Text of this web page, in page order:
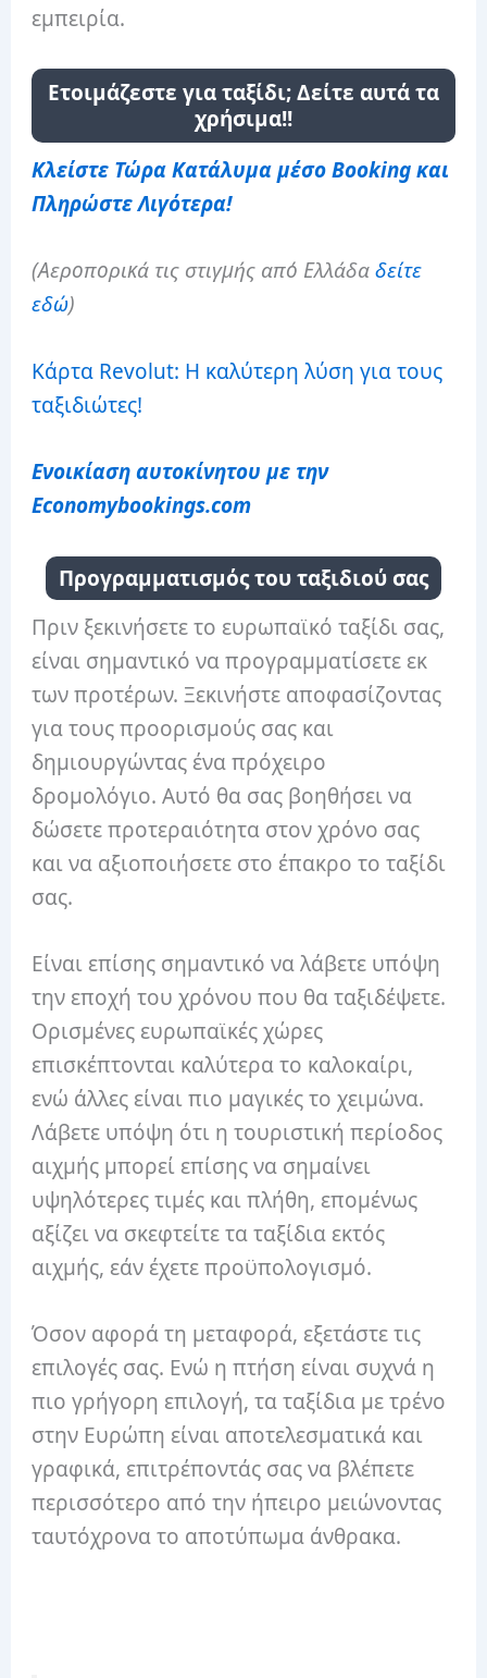
εμπειρία.
Ετοιμάζεστε για ταξίδι; Δείτε αυτά τα
χρήσιμα!!
Κλείστε Τώρα Κατάλυμα μέσο Booking και
Πληρώστε Λιγότερα!
(Αεροπορικά τις στιγμής από Ελλάδαδείτε
εδώ)
Κάρτα Revolut: Η καλύτερη λύση για τους
ταξιδιώτες!
Ενοικίαση αυτοκίνητου με την
Economybookings.com
Προγραμματισμός του ταξιδιού σας
Πριν ξεκινήσετε το ευρωπαϊκό ταξίδι σας,
είναι σημαντικό να προγραμματίσετε εκ
των προτέρων. Ξεκινήστε αποφασίζοντας
για τους προορισμούς σας και
δημιουργώντας ένα πρόχειρο
δρομολόγιο. Αυτό θα σας βοηθήσει να
δώσετε προτεραιότητα στον χρόνο σας
και να αξιοποιήσετε στο έπακρο το ταξίδι
σας.
Είναι επίσης σημαντικό να λάβετε υπόψη
την εποχή του χρόνου που θα ταξιδέψετε.
Ορισμένες ευρωπαϊκές χώρες
επισκέπτονται καλύτερα το καλοκαίρι,
ενώ άλλες είναι πιο μαγικές το χειμώνα.
Λάβετε υπόψη ότι η τουριστική περίοδος
αιχμής μπορεί επίσης να σημαίνει
υψηλότερες τιμές και πλήθη, επομένως
αξίζει να σκεφτείτε τα ταξίδια εκτός
αιχμής, εάν έχετε προϋπολογισμό.
Όσον αφορά τη μεταφορά, εξετάστε τις
επιλογές σας. Ενώ η πτήση είναι συχνά η
πιο γρήγορη επιλογή, τα ταξίδια με τρένο
στην Ευρώπη είναι αποτελεσματικά και
γραφικά, επιτρέποντάς σας να βλέπετε
περισσότερο από την ήπειρο μειώνοντας
ταυτόχρονα το αποτύπωμα άνθρακα.